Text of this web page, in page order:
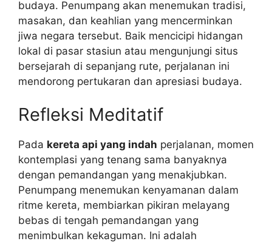
budaya. Penumpang akan menemukan tradisi,
masakan, dan keahlian yang mencerminkan
jiwa negara tersebut. Baik mencicipi hidangan
lokal di pasar stasiun atau mengunjungi situs
bersejarah di sepanjang rute, perjalanan ini
mendorong pertukaran dan apresiasi budaya.
Refleksi Meditatif
Pada kereta api yang indah perjalanan, momen
kontemplasi yang tenang sama banyaknya
dengan pemandangan yang menakjubkan.
Penumpang menemukan kenyamanan dalam
ritme kereta, membiarkan pikiran melayang
bebas di tengah pemandangan yang
menimbulkan kekaguman. Ini adalah